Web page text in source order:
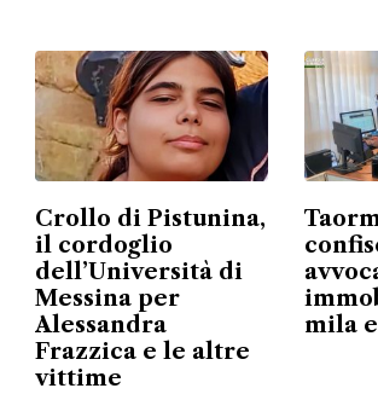
Crollo di Pistunina,
il cordoglio
dell’Università di
Messina per
Alessandra
Frazzica e le altre
vittime
mila